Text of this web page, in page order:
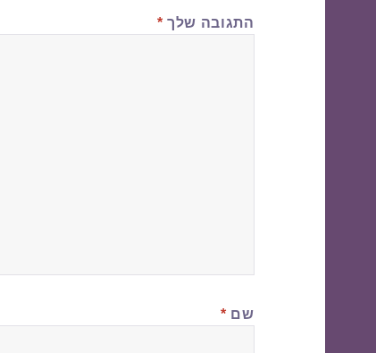
התגובה שלך *
שם *